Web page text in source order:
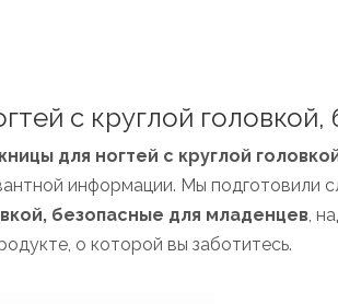
с круглой
для ногтей с круглой
информации. Мы подготовили
безопасные для младенцев,
о которой вы заботитесь.